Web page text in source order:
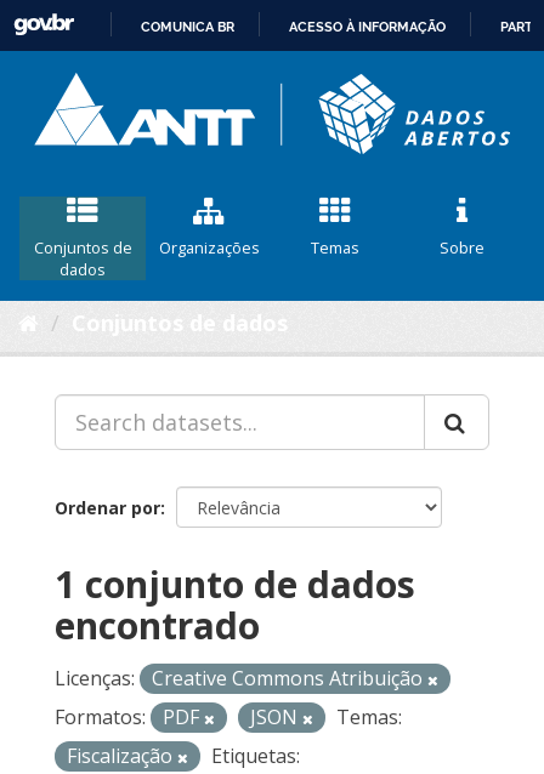
CONTEÚDO
COMUNICA BR ACESSO À INFORMAÇÃO
Conjuntos de
dados
Organizações Temas Sobre
Ordenar por
1 conjunto de dados
encontrado
Licenças:
Creative Commons Atribuição
Formatos:
PDF JSON
Temas:
Fiscalização
Etiquetas: